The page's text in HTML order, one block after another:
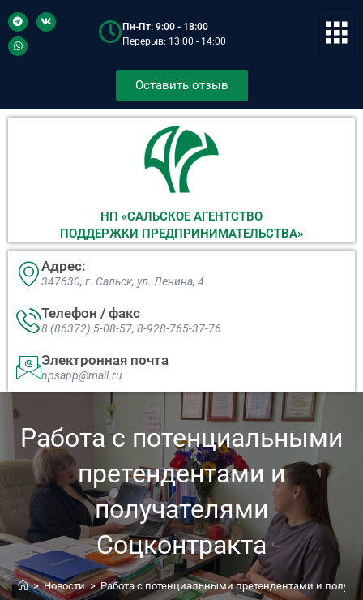
Пн-Пт: 9:00 - 18:00
Перерыв: 13:00 - 14:00
Оставить отзыв
НП «САЛЬСКОЕ АГЕНТСТВО
ПОДДЕРЖКИ ПРЕДПРИНИМАТЕЛЬСТВА»
Адрес:
347630, г. Сальск, ул. Ленина, 4​
Телефон / факс
8 (86372) 5-08-57, 8-928-765-37-76
Электронная почта
npsapp@mail.ru
Работа с потенциальными
претендентами и
получателями
Соцконтракта
> Новости > Работа с потенциальными претендентами и